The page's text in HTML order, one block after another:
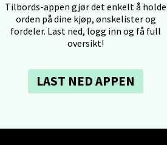
Tilbords-appen gjør det enkelt å holde
orden på dine kjøp, ønskelister og
fordeler. Last ned, logg inn og få full
oversikt!
LAST NED APPEN
Ski
6, 1400 Ski
Storsenter